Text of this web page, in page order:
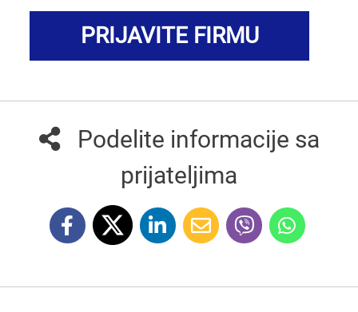
PRIJAVITE FIRMU
Podelite informacije sa
prijateljima